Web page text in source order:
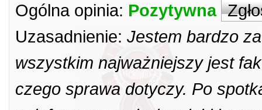
Ogólna opinia: Pozytywna
Uzasadnienie: Jestem bardzo
wszystkim najważniejszy jest
czego sprawa dotyczy. Po